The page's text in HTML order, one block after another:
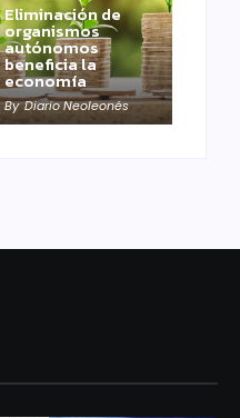
Eliminación de
organismos
autónomos
beneficia la
economía
By Diario Neoleonés